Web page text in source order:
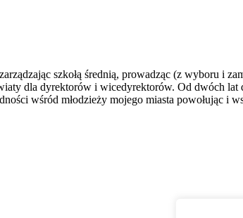
szkołą średnią, prowadząc (z wyboru i
dla dyrektorów i wicedyrektorów. Od dwóch lat
wśród młodzieży mojego miasta powołując i